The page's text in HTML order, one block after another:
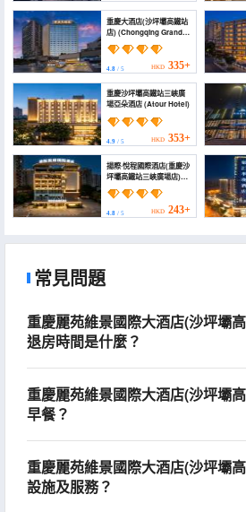
Hotel)
重慶大酒店(沙坪壩高鐵站
店) (Chongqing Grand
Hotel)
4.8 / 5 HKD 335+
重慶沙坪壩高鐵站三峽廣
場亞朵酒店 (Atour Hotel)
4.9 / 5 HKD 353+
揚際·悅程國際酒店(重慶沙
坪壩高鐵站三峽廣場店)
(Yangj.Yueicheng
International Hotel
(Ciqikou
BranchShapingba High
4.8 / 5 HKD 243+
常見問題
重慶麗苑維景國際大酒店(沙坪壩
退房時間是什麼？
重慶麗苑維景國際大酒店(沙坪壩
早餐？
重慶麗苑維景國際大酒店(沙坪壩
設施及服務？